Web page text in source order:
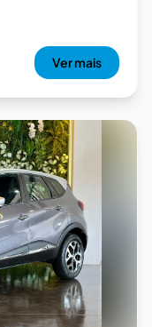
Ver mais